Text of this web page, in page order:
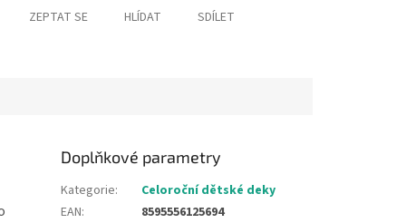
ZEPTAT SE HLÍDAT SDÍLET
Doplňkové parametry
Kategorie:
Celoroční dětské deky
EAN:
8595556125694